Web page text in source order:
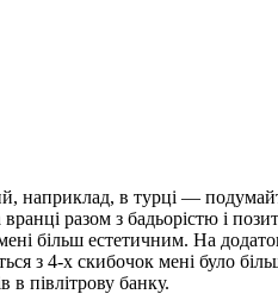
наприклад, в турці —
разом з бадьорістю і
більш естетичним. На
з 4-х скибочок мені було
півлітрову банку.